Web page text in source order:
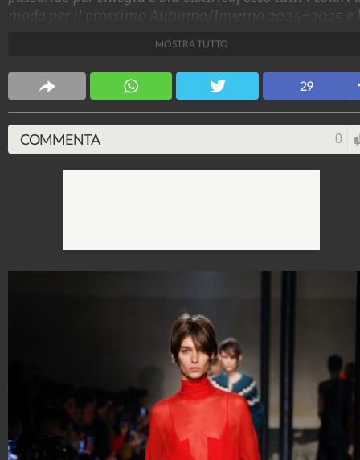
moda per il prossimo Autunno/Inverno 2024-2025 e
Stile e trend
1.515.173.781 1.957 video 138.074 foto
MOSTRA TUTTO
29
COMMENTA 0